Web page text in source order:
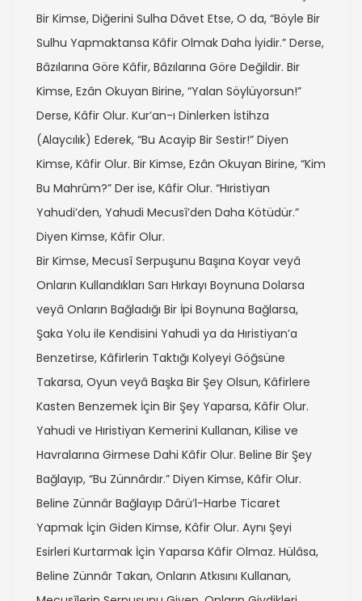
Bir Kimse, Diğerini Sulha Dâvet Etse, O da, “Böyle Bir
Sulhu Yapmaktansa Kâfir Olmak Daha İyidir.” Derse,
Bâzılarına Göre Kâfir, Bâzılarına Göre Değildir. Bir
Kimse, Ezân Okuyan Birine, “Yalan Söylüyorsun!”
Derse, Kâfir Olur. Kur’an-ı Dinlerken İstihza
(Alaycılık) Ederek, “Bu Acayip Bir Sestir!” Diyen
Kimse, Kâfir Olur. Bir Kimse, Ezân Okuyan Birine, “Kim
Bu Mahrûm?” Der ise, Kâfir Olur. “Hıristiyan
Yahudi’den, Yahudi Mecusî’den Daha Kötüdür.”
Diyen Kimse, Kâfir Olur.
Bir Kimse, Mecusî Serpuşunu Başına Koyar veyâ
Onların Kullandıkları Sarı Hırkayı Boynuna Dolarsa
veyâ Onların Bağladığı Bir İpi Boynuna Bağlarsa,
Şaka Yolu ile Kendisini Yahudi ya da Hıristiyan’a
Benzetirse, Kâfirlerin Taktığı Kolyeyi Göğsüne
Takarsa, Oyun veyâ Başka Bir Şey Olsun, Kâfirlere
Kasten Benzemek İçin Bir Şey Yaparsa, Kâfir Olur.
Yahudi ve Hıristiyan Kemerini Kullanan, Kilise ve
Havralarına Girmese Dahi Kâfir Olur. Beline Bir Şey
Bağlayıp, “Bu Zünnârdır.” Diyen Kimse, Kâfir Olur.
Beline Zünnâr Bağlayıp Dârü’l-Harbe Ticaret
Yapmak İçin Giden Kimse, Kâfir Olur. Aynı Şeyi
Esirleri Kurtarmak İçin Yaparsa Kâfir Olmaz. Hülâsa,
Beline Zünnâr Takan, Onların Atkısını Kullanan,